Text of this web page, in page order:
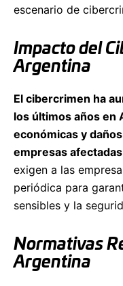
escenario de
Impacto del
Argentina
El cibercrimen ha
los últimos años en
económicas y
empresas
exigen a las
periódica para
sensibles y la
Normativas
Argentina